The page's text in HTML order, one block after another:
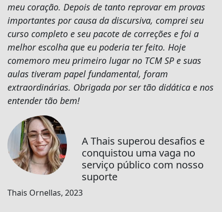
meu coração. Depois de tanto reprovar em provas
importantes por causa da discursiva, comprei seu
curso completo e seu pacote de correções e foi a
melhor escolha que eu poderia ter feito. Hoje
comemoro meu primeiro lugar no TCM SP e suas
aulas tiveram papel fundamental, foram
extraordinárias. Obrigada por ser tão didática e nos
entender tão bem!
A Thais superou desafios e
conquistou uma vaga no
serviço público com nosso
suporte
Thais Ornellas, 2023